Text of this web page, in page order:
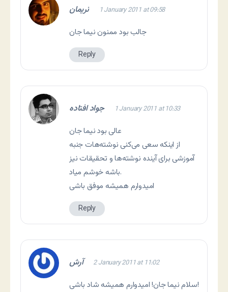
نریمان 1 January 2011 at 09:58
جالب بود ممنون نیما جان
Reply
جواد افتاده 1 January 2011 at 10:33
عالی بود نیما جان
از اینکه سعی می‌کنی نوشته‌هات جنبه
آموزشی برای آینده نوشته‌ها و تحقیقات نیز
باشه خوشم میاد.
امیدوارم همیشه موفق باشی
Reply
آرش 2 January 2011 at 11:02
سلام نیما جان! امیدوارم همیشه شاد باشی!